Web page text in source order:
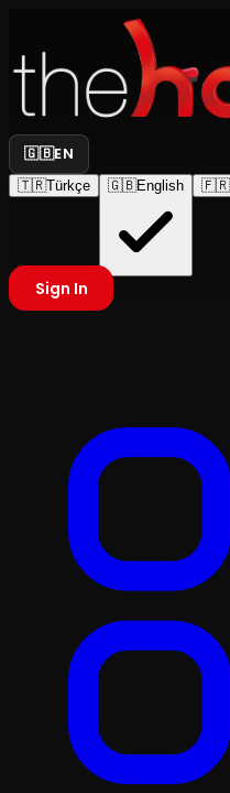
🇬🇧EN
🇹🇷Türkçe 🇬🇧English 🇫🇷
Sign In